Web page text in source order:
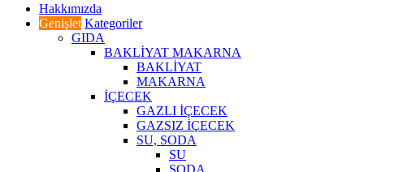
Hakkımızda
Genişlet Kategoriler
GIDA
BAKLİYAT MAKARNA
BAKLİYAT
MAKARNA
İÇECEK
GAZLI İÇECEK
GAZSIZ İÇECEK
SU, SODA
SU
SODA